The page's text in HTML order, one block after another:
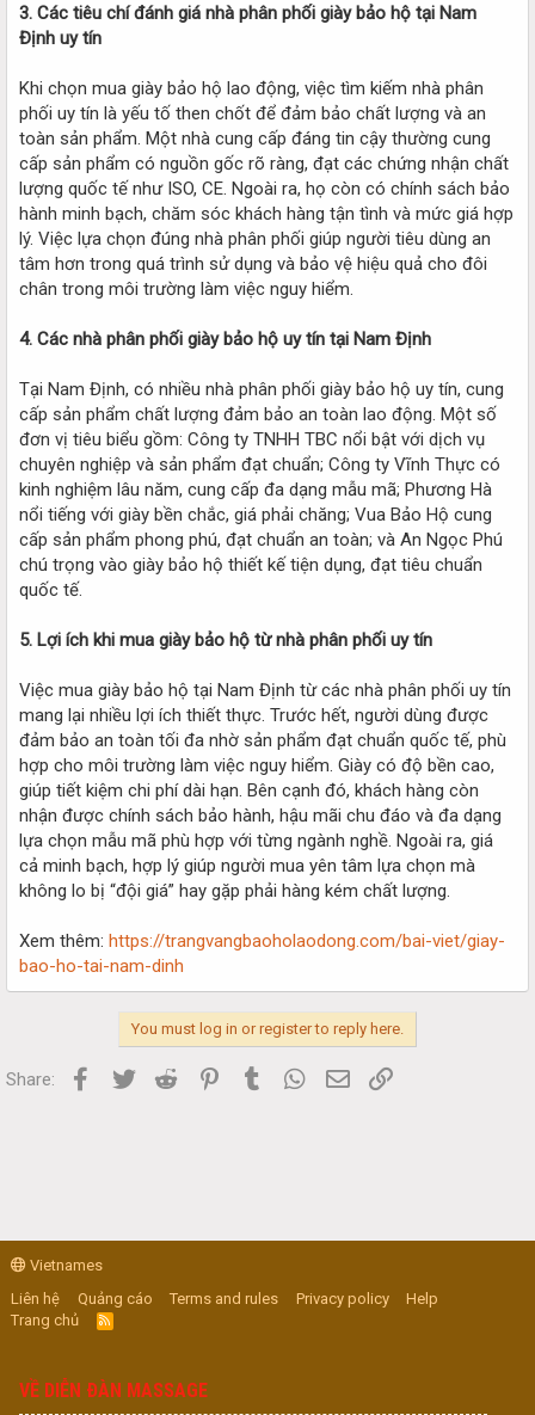
3. Các tiêu chí đánh giá nhà phân phối giày bảo hộ tại Nam
Định uy tín
Khi chọn mua giày bảo hộ lao động, việc tìm kiếm nhà phân
phối uy tín là yếu tố then chốt để đảm bảo chất lượng và an
toàn sản phẩm. Một nhà cung cấp đáng tin cậy thường cung
cấp sản phẩm có nguồn gốc rõ ràng, đạt các chứng nhận chất
lượng quốc tế như ISO, CE. Ngoài ra, họ còn có chính sách bảo
hành minh bạch, chăm sóc khách hàng tận tình và mức giá hợp
lý. Việc lựa chọn đúng nhà phân phối giúp người tiêu dùng an
tâm hơn trong quá trình sử dụng và bảo vệ hiệu quả cho đôi
chân trong môi trường làm việc nguy hiểm.
4. Các nhà phân phối giày bảo hộ uy tín tại Nam Định
Tại Nam Định, có nhiều nhà phân phối giày bảo hộ uy tín, cung
cấp sản phẩm chất lượng đảm bảo an toàn lao động. Một số
đơn vị tiêu biểu gồm: Công ty TNHH TBC nổi bật với dịch vụ
chuyên nghiệp và sản phẩm đạt chuẩn; Công ty Vĩnh Thực có
kinh nghiệm lâu năm, cung cấp đa dạng mẫu mã; Phương Hà
nổi tiếng với giày bền chắc, giá phải chăng; Vua Bảo Hộ cung
cấp sản phẩm phong phú, đạt chuẩn an toàn; và An Ngọc Phú
chú trọng vào giày bảo hộ thiết kế tiện dụng, đạt tiêu chuẩn
quốc tế.
5. Lợi ích khi mua giày bảo hộ từ nhà phân phối uy tín
Việc mua giày bảo hộ tại Nam Định từ các nhà phân phối uy tín
mang lại nhiều lợi ích thiết thực. Trước hết, người dùng được
đảm bảo an toàn tối đa nhờ sản phẩm đạt chuẩn quốc tế, phù
hợp cho môi trường làm việc nguy hiểm. Giày có độ bền cao,
giúp tiết kiệm chi phí dài hạn. Bên cạnh đó, khách hàng còn
nhận được chính sách bảo hành, hậu mãi chu đáo và đa dạng
lựa chọn mẫu mã phù hợp với từng ngành nghề. Ngoài ra, giá
cả minh bạch, hợp lý giúp người mua yên tâm lựa chọn mà
không lo bị “đội giá” hay gặp phải hàng kém chất lượng.
Xem thêm: https://trangvangbaoholaodong.com/bai-viet/giay-
bao-ho-tai-nam-dinh
You must log in or register to reply here.
Share: Facebook
Twitter Reddit PinterestTumblr WhatsApp
Email
Vietnames
Liên hệ
Quảng cáo Terms and rules Privacy policy
Help
Trang chủ
R
S
VỀ DIỄN ĐÀN MASSAGE